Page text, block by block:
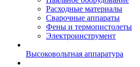
Расходные материалы
Сварочные аппараты
Фены и термопистолеты
Электроинструмент
Высоковольтная аппаратура